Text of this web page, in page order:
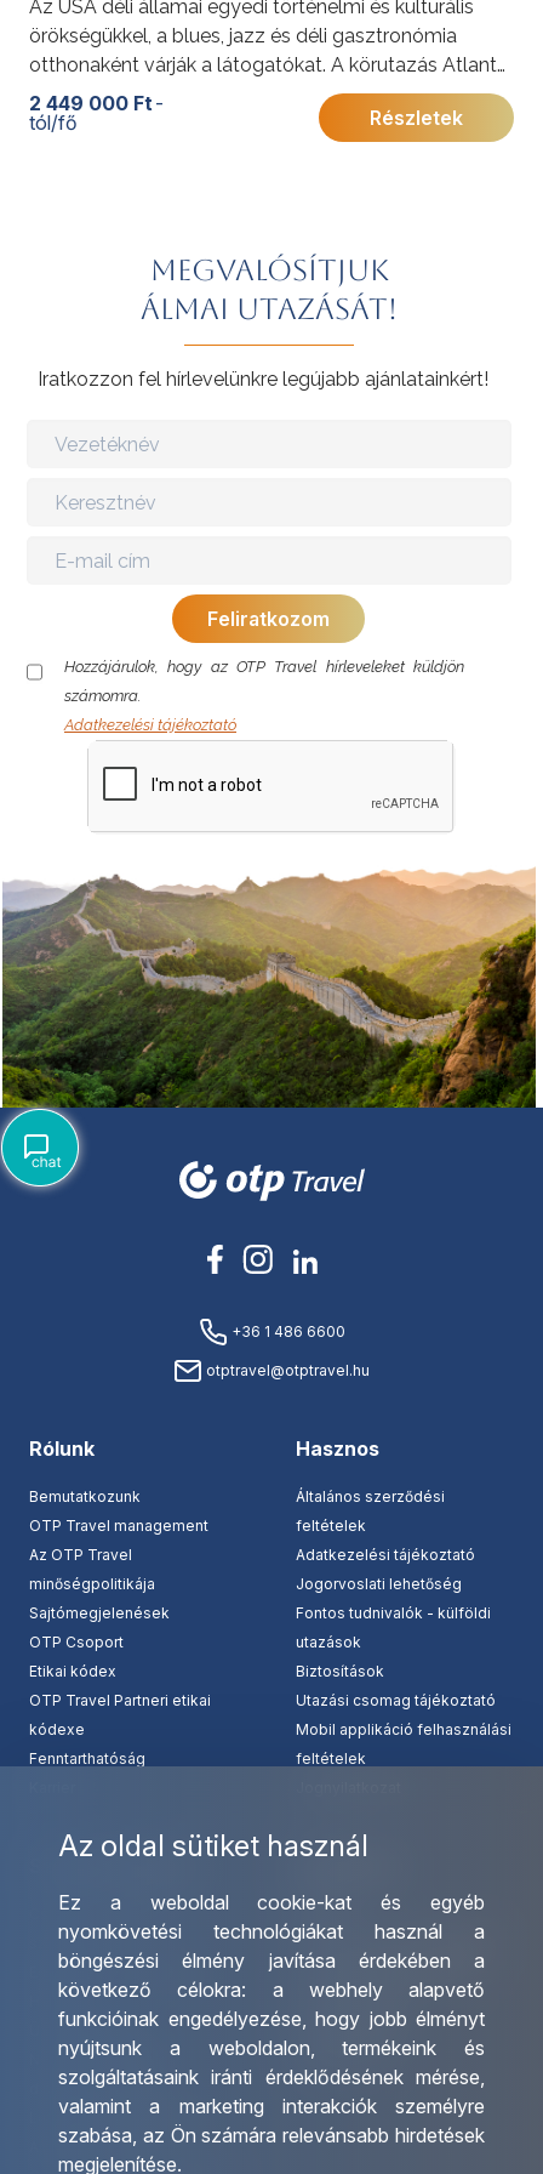
Az oldal sütiket használ
Ez a weboldal cookie-kat és egyéb
nyomkövetési technológiákat használ a
böngészési élmény javítása érdekében a
következő célokra: a webhely alapvető
funkcióinak engedélyezése, hogy jobb élményt
nyújtsunk a weboldalon,termékeink és
szolgáltatásaink iránti érdeklődésének mérése,
valamint a marketing interakciók személyre
szabása, az Ön számára relevánsabb hirdetések
megjelenítése.
Az USA déli államai egyedi történelmi és kulturális
örökségükkel, a blues, jazz és déli gasztronómia
otthonaként várják a látogatókat. A körutazás Atlanta,
St. Augustine, a legendás ültetvények és New Orleans
színes világán keresztül mutatja be Dixie varázsát és
2 449 000 Ft -
tól/fő
Részletek
Megvalósítjuk
álmai utazását!
Iratkozzon fel hírlevelünkre legújabb ajánlatainkért!
Hozzájárulok, hogy az OTP Travel hírleveleket küldjön
számomra.
Adatkezelési tájékoztató
+36 1 486 6600
otptravel@otptravel.hu
Rólunk
Bemutatkozunk
OTP Travel management
Az OTP Travel
minőségpolitikája
Sajtómegjelenések
OTP Csoport
Etikai kódex
OTP Travel Partneri etikai
kódexe
Fenntarthatóság
Hasznos
Általános szerződési
feltételek
Adatkezelési tájékoztató
Jogorvoslati lehetőség
Fontos tudnivalók - külföldi
utazások
Biztosítások
Utazási csomag tájékoztató
Mobil applikáció felhasználási
feltételek
Csoportos utazások
szervezése
Egyéni utak szervezése
Hajóutak
Üzleti utaztatás
Nemzetközi tanár és
diákigazolványok
Letölthető katalógusunk
Ajándékutalvány
Irodáink
Utazásszervező partnereink
Viszonteladó Partnereink
Partnereinknek
Utazási kérdőív
Impresszum